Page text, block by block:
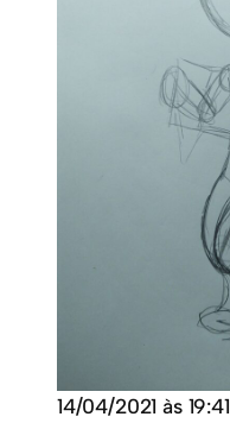
14/04/2021 às 19:41